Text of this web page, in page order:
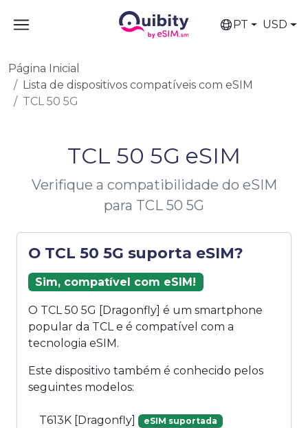
PT USD
Página Inicial
Lista de dispositivos compatíveis com eSIM
TCL 50 5G
TCL 50 5G eSIM
Verifique a compatibilidade do eSIM
para TCL 50 5G
O TCL 50 5G suporta eSIM?
Sim, compatível com eSIM!
O TCL 50 5G [Dragonfly] é um smartphone
popular da TCL e é compatível com a
tecnologia eSIM.
Este dispositivo também é conhecido pelos
seguintes modelos:
T613K [Dragonfly] eSIM suportada